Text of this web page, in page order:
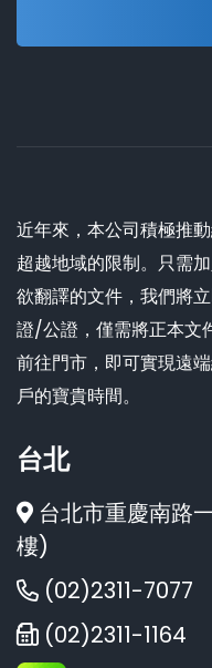
近年來，本公司積極推
超越地域的限制。只需
欲翻譯的文件，我們將
證/公證，僅需將正本文
前往門市，即可實現遠
戶的寶貴時間。
台北
台北市重慶南路
樓)
(02)2311-7077
(02)2311-1164